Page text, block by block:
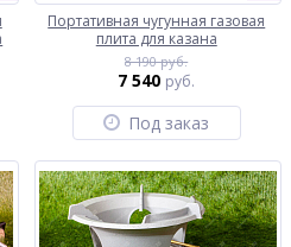
Портативная чугунная газовая
плита для казана
8 190 руб.
7 540 руб.
Под заказ